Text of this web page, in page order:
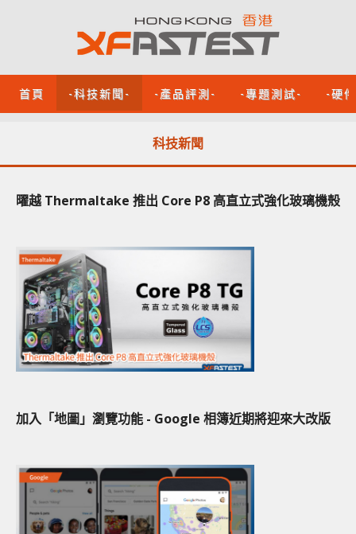
首頁 -科技新聞- -產品評測- -專題測試- -硬
科技新聞
曜越 Thermaltake 推出 Core P8 高直立式強化玻璃機殼
加入「地圖」瀏覽功能 - Google 相簿近期將迎來大改版